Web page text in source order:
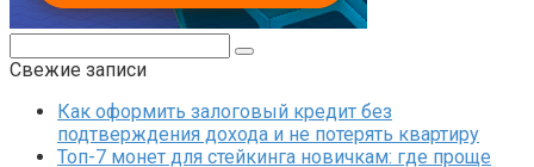
Свежие записи
Как оформить залоговый кредит без
подтверждения дохода и не потерять квартиру
Топ-7 монет для стейкинга новичкам: где проще